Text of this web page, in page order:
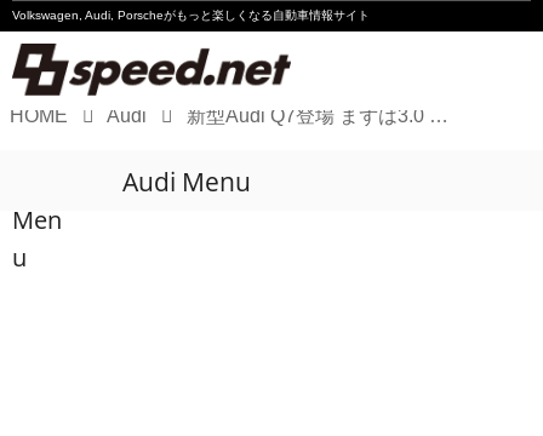
Volkswagen, Audi, Porscheがもっと楽しくなる自動車情報サイト
Audi
HOME Audi 新型Audi Q7登場 まずは3.0 TDIから
Men
u
Audi Menu